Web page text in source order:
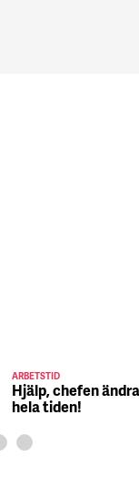
ARBETSTID
Hjälp, chefen
hela tiden!